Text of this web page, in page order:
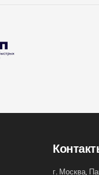
г. Москва,